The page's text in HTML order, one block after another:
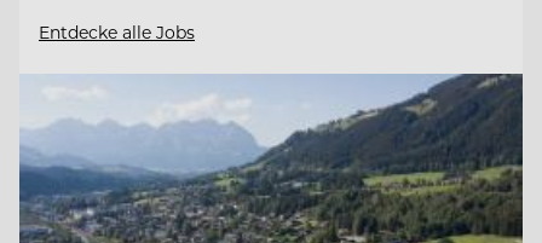
Entdecke alle Jobs